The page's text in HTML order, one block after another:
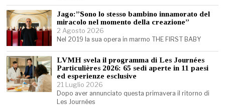
Jago:”Sono lo stesso bambino innamorato del
miracolo nel momento della creazione”
2 Agosto 2026
Nel 2019 la sua opera in marmo THE FIRST BABY
LVMH svela il programma di Les Journées
Particulières 2026: 65 sedi aperte in 11 paesi
ed esperienze esclusive
21 Luglio 2026
Dopo aver annunciato questa primavera il ritorno di
Les Journées